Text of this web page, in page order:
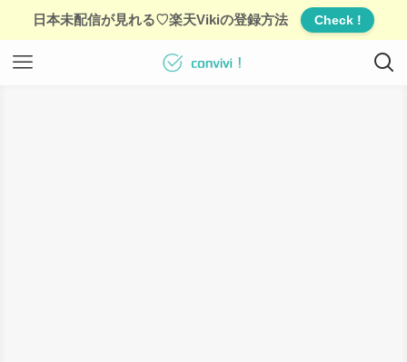
日本未配信が見れる♡楽天Vikiの登録方法 Check !